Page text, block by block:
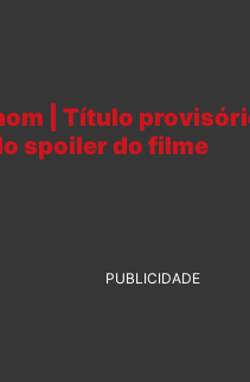
| Título
spoiler do filme
PUBLICIDADE